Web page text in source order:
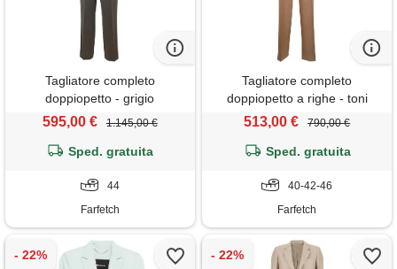
Tagliatore completo
doppiopetto - grigio
595,00 € 1.145,00 €
Sped. gratuita
44
Farfetch
Tagliatore completo
doppiopetto a righe - toni
neutri
513,00 € 790,00 €
Sped. gratuita
40-42-46
Farfetch